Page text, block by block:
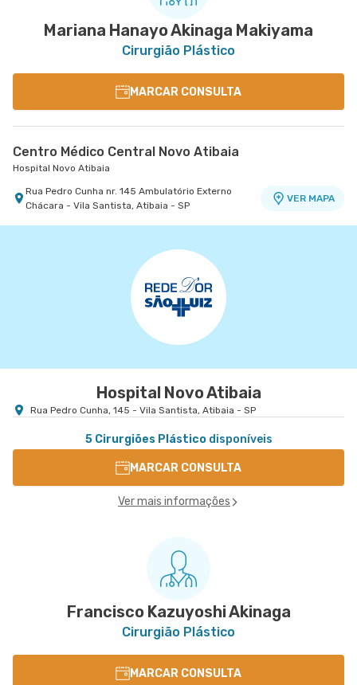
Mariana Hanayo Akinaga Makiyama
Cirurgião Plástico
MARCAR CONSULTA
Centro Médico Central Novo Atibaia
Hospital Novo Atibaia
Rua Pedro Cunha nr. 145 Ambulatório Externo
Chácara - Vila Santista, Atibaia - SP
VER MAPA
Hospital Novo Atibaia
Rua Pedro Cunha, 145 - Vila Santista, Atibaia - SP
5 Cirurgiões Plásticodisponíveis
MARCAR CONSULTA
Ver mais informações
Francisco Kazuyoshi Akinaga
Cirurgião Plástico
MARCAR CONSULTA